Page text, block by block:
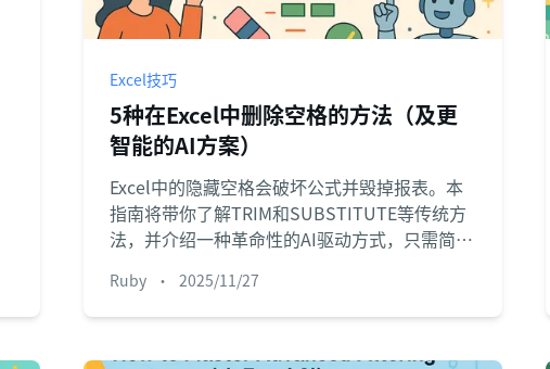
项目
管理里程碑、负责人、交付和进度。
用于看板、KPI复盘和经营分析。
快速入门
帮助新用户和团队快速上手。
Excel技巧
5种在Excel中删除空格的方法（及更
智能的AI方案）
Excel中的隐藏空格会破坏公式并毁掉报表。本
指南将带你了解TRIM和SUBSTITUTE等传统方
法，并介绍一种革命性的AI驱动方式，只需简单
始更智能地工作。
Ruby • 2025/11/27